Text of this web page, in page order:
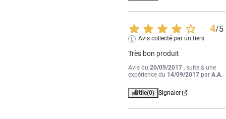
4/5
Avis collecté par un tiers
Très bon produit
Avis du20/09/2017 , suite à une
expérience du 14/09/2017 parA.A.
Utile(0) Signaler